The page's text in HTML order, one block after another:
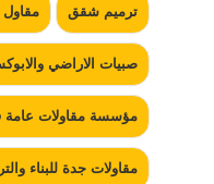
ترميم شقق
صبيات الاراضي
مؤسسة مقاولات
مقاولات جدة للبناء